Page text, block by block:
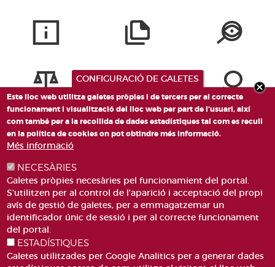
PLAÇA DE SANT LLORENÇ, 4 VALÈNCIA 46003
CORREU
CONFIGURACIÓ DE GALETES
Este lloc web utilitza galetes pròpies i de tercers per al correcte
funcionament i visualització del lloc web per part de l'usuari, així
com també per a la recollida de dades estadístiques tal com es recull
en la política de cookies on pot obtindre més informació.
Més informació
NECESÀRIES
Galetes pròpies necesàries pel funcionamient del portal.
S'utilitzen per al control de l'aparició i acceptació del propi
avís de gestió de galetes, per a emmagatzemar un
identificador únic de sessió i per al correcte funcionament
del portal.
ESTADÍSTIQUES
Galetes utilitzades per Google Analitics per a generar dades